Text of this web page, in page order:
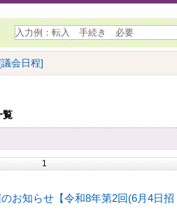
[議会日程]
覧
1
お知らせ【令和8年第2回(6月4日招